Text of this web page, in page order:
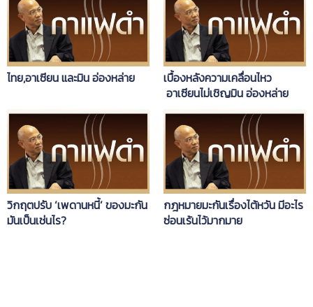
ไทย,อาเซียน และมิน อ่องหล่าย
เบื้องหลังความเคลื่อนไหว
อาเซียนไม่เชิญมิน อ่องหล่าย
วิกฤตปรับ ‘เพดานหนี้’ ของมะกัน
มันเป็นเช่นไร?
กฎหมายมะกันเรื่องไต้หวัน มีอะไร
ซ่อนเร้นไว้มากมาย